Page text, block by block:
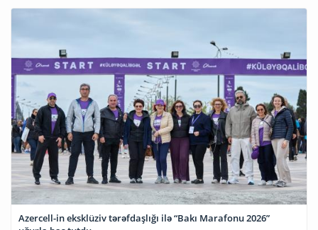
Azercell-in eksklüziv tərəfdaşlığı ilə “Bakı Marafonu 2026”